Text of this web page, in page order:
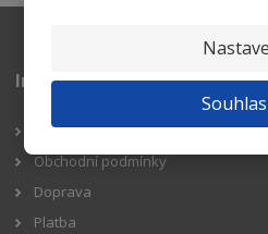
Informace pro zákazníky
Reklamační řád
Obchodní podmínky
Doprava
Platba